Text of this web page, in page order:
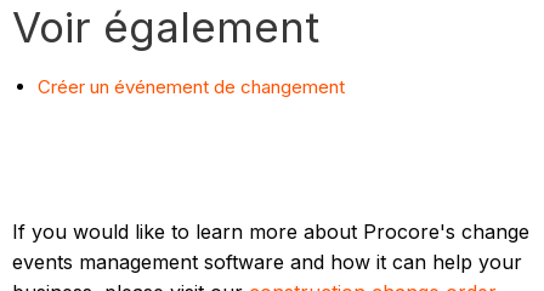
Voir également
Créer un événement de changement
If you would like to learn more about Procore's change
events management software and how it can help your